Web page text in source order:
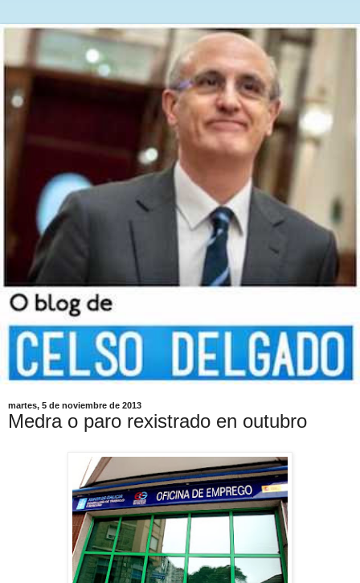
martes, 5 de noviembre de 2013
Medra o paro rexistrado en outubro